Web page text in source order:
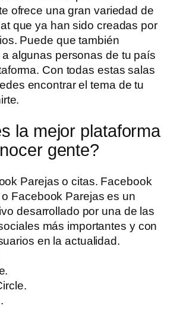
ofrece una gran variedad de
que ya han sido creadas por
Puede que también
algunas personas de tu país
Con todas estas salas
encontrar el tema de tu
la mejor plataforma
gente?
Parejas o citas. Facebook
Facebook Parejas es un
desarrollado por una de las
más importantes y con
en la actualidad.